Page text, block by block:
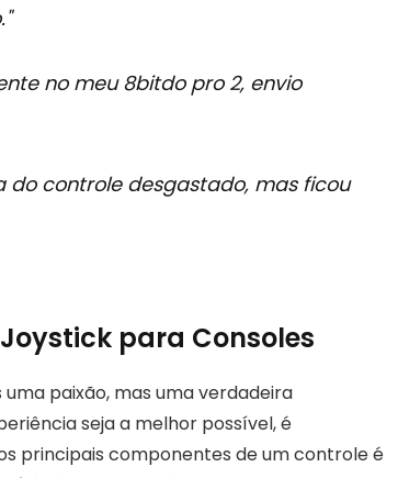
no meu 8bitdo pro 2, envio
do controle desgastado, mas ficou
para Consoles
paixão, mas uma verdadeira
seja a melhor possível, é
principais componentes de um controle é